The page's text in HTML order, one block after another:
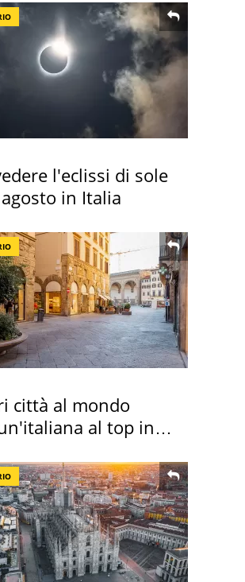
l'eclissi di sole
in Italia
città al mondo
al top in